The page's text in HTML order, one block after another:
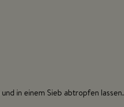
in einem Sieb abtropfen lassen.